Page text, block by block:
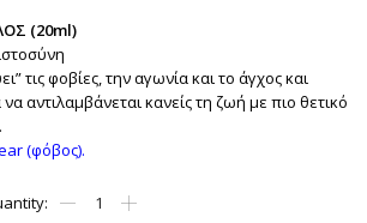
(20ml)
τις φοβίες, την αγωνία και το άγχος και
αντιλαμβάνεται κανείς τη ζωή με πιο θετικό
(φόβος).
ποσότητα